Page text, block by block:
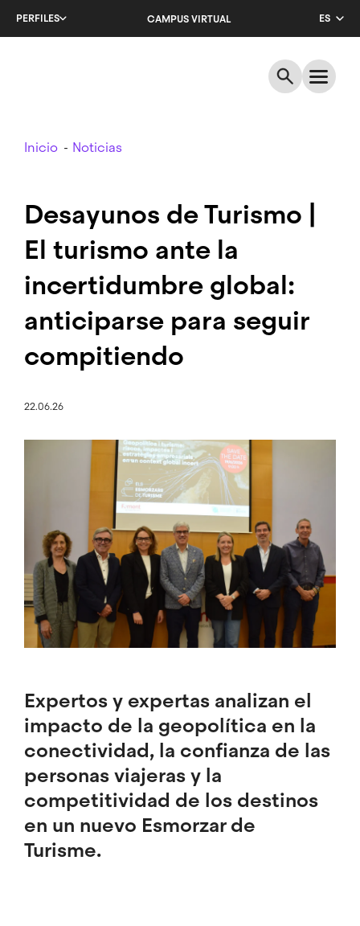
PERFILES CAMPUS VIRTUAL
ES
EN
Breadcrumb
Inicio Noticias
Desayunos de Turismo |
El turismo ante la
incertidumbre global:
anticiparse para seguir
compitiendo
22.06.26
Expertos y expertas analizan el
impacto de la geopolítica en la
conectividad, la confianza de las
personas viajeras y la
competitividad de los destinos
en un nuevo Esmorzar de
Turisme.